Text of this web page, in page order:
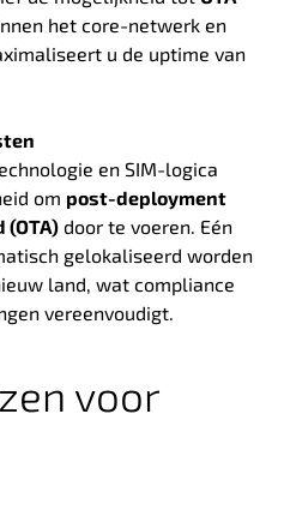
het core-netwerk en
u de uptime van
en SIM-logica
om post-deployment
door te voeren. Eén
gelokaliseerd worden
land, wat compliance
vereenvoudigt.
voor